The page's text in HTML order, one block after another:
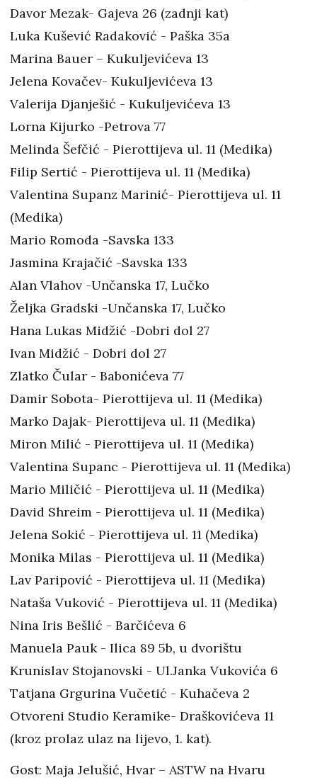
Davor Mezak- Gajeva 26 (zadnji kat)
Luka Kušević Radaković - Paška 35a
Marina Bauer – Kukuljevićeva 13
Jelena Kovačev- Kukuljevićeva 13
Valerija Djanješić - Kukuljevićeva 13
Lorna Kijurko -Petrova 77
Melinda Šefčić - Pierottijeva ul. 11 (Medika)
Filip Sertić - Pierottijeva ul. 11 (Medika)
Valentina Supanz Marinić- Pierottijeva ul. 11
(Medika)
Mario Romoda -Savska 133
Jasmina Krajačić -Savska 133
Alan Vlahov -Unčanska 17, Lučko
Željka Gradski -Unčanska 17, Lučko
Hana Lukas Midžić -Dobri dol 27
Ivan Midžić - Dobri dol 27
Zlatko Čular - Babonićeva 77
Damir Sobota- Pierottijeva ul. 11 (Medika)
Marko Dajak- Pierottijeva ul. 11 (Medika)
Miron Milić - Pierottijeva ul. 11 (Medika)
Valentina Supanc - Pierottijeva ul. 11 (Medika)
Mario Miličić - Pierottijeva ul. 11 (Medika)
David Shreim - Pierottijeva ul. 11 (Medika)
Jelena Sokić - Pierottijeva ul. 11 (Medika)
Monika Milas - Pierottijeva ul. 11 (Medika)
Lav Paripović - Pierottijeva ul. 11 (Medika)
Nataša Vuković - Pierottijeva ul. 11 (Medika)
Nina Iris Bešlić - Barčićeva 6
Manuela Pauk - Ilica 89 5b, u dvorištu
Krunislav Stojanovski - Ul.Janka Vukovića 6
Tatjana Grgurina Vučetić - Kuhačeva 2
Otvoreni Studio Keramike- Draškovićeva 11
(kroz prolaz ulaz na lijevo, 1. kat).
Gost: Maja Jelušić, Hvar – ASTW na Hvaru